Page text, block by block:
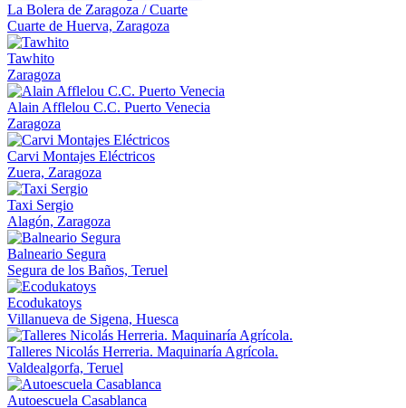
La Bolera de Zaragoza / Cuarte
Cuarte de Huerva, Zaragoza
Tawhito
Zaragoza
Alain Afflelou C.C. Puerto Venecia
Zaragoza
Carvi Montajes Eléctricos
Zuera, Zaragoza
Taxi Sergio
Alagón, Zaragoza
Balneario Segura
Segura de los Baños, Teruel
Ecodukatoys
Villanueva de Sigena, Huesca
Talleres Nicolás Herreria. Maquinaría Agrícola.
Valdealgorfa, Teruel
Autoescuela Casablanca